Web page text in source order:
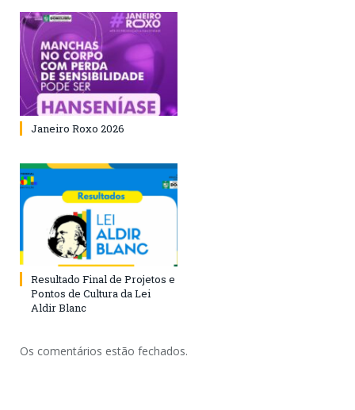
Janeiro Roxo 2026
Resultado Final de Projetos e
Pontos de Cultura da Lei
Aldir Blanc
Os comentários estão fechados.